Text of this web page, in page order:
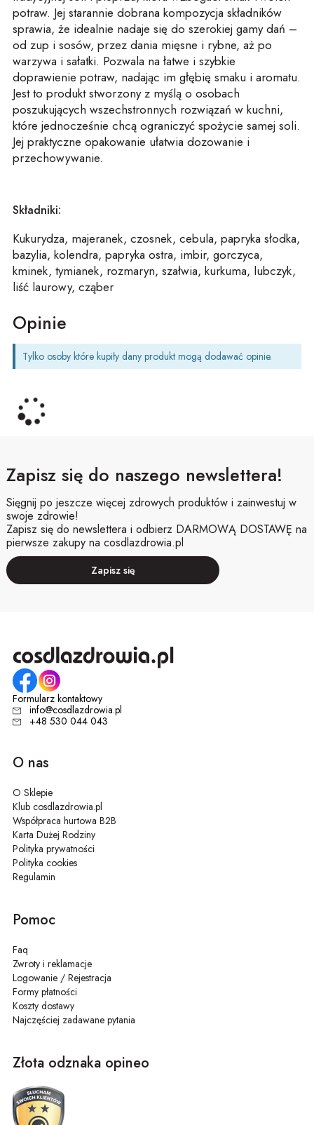
potraw. Jej starannie dobrana kompozycja składników
sprawia, że idealnie nadaje się do szerokiej gamy dań –
od zup i sosów, przez dania mięsne i rybne, aż po
warzywa i sałatki. Pozwala na łatwe i szybkie
doprawienie potraw, nadając im głębię smaku i aromatu.
Jest to produkt stworzony z myślą o osobach
poszukujących wszechstronnych rozwiązań w kuchni,
które jednocześnie chcą ograniczyć spożycie samej soli.
Jej praktyczne opakowanie ułatwia dozowanie i
przechowywanie.
Składniki:
Kukurydza, majeranek, czosnek, cebula, papryka słodka,
bazylia, kolendra, papryka ostra, imbir, gorczyca,
kminek, tymianek, rozmaryn, szałwia, kurkuma, lubczyk,
liść laurowy, cząber
Opinie
Tylko osoby które kupiły dany produkt mogą dodawać opinie.
Zapisz się do naszego newslettera!
Sięgnij po jeszcze więcej zdrowych produktów i zainwestuj w
swoje zdrowie!
Zapisz się do newslettera i odbierz DARMOWĄ DOSTAWĘ na
pierwsze zakupy na cosdlazdrowia.pl
Zapisz się
Formularz kontaktowy
info@cosdlazdrowia.pl
+48 530 044 043
O nas
O Sklepie
Klub cosdlazdrowia.pl
Współpraca hurtowa B2B
Karta Dużej Rodziny
Polityka prywatności
Polityka cookies
Regulamin
Pomoc
Faq
Zwroty i reklamacje
Logowanie / Rejestracja
Formy płatności
Koszty dostawy
Najczęściej zadawane pytania
Złota odznaka opineo